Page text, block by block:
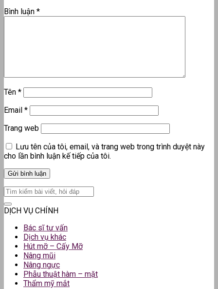
Bình luận *
Tên *
Email *
Trang web
Lưu tên của tôi, email, và trang web trong trình duyệt này
cho lần bình luận kế tiếp của tôi.
DỊCH VỤ CHÍNH
Bác sĩ tư vấn
Dịch vụ khác
Hút mỡ – Cấy Mỡ
Nâng mũi
Nâng ngực
Phẫu thuật hàm – mặt
Thẩm mỹ mắt